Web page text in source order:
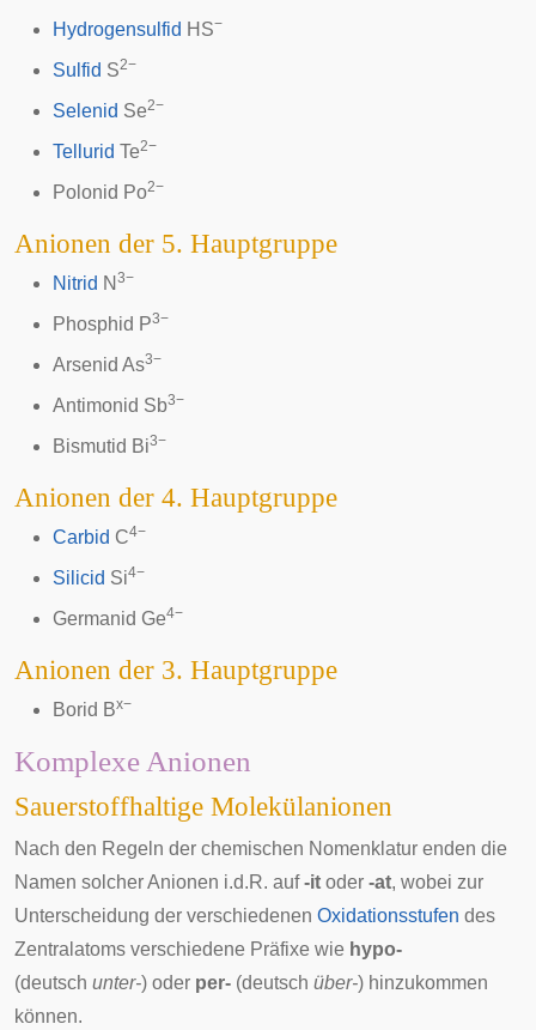
Hydrogensulfid HS−
Sulfid S2−
Selenid Se2−
Tellurid Te2−
Polonid Po2−
Anionen der 5. Hauptgruppe
Nitrid N 3−
Phosphid P3−
Arsenid As3−
Antimonid Sb3−
Bismutid Bi3−
Anionen der 4. Hauptgruppe
Carbid C4−
Silicid Si4−
Germanid Ge4−
Anionen der 3. Hauptgruppe
Borid Bx−
Komplexe Anionen
Sauerstoffhaltige Molekülanionen
Nach den Regeln der chemischen Nomenklatur enden die
Namen solcher Anionen i.d.R. auf-it oder -at, wobei zur
Unterscheidung der verschiedenen Oxidationsstufen des
Zentralatoms verschiedene Präfixe wie hypo-
(deutsch unter-) oder per- (deutsch über-) hinzukommen
können.